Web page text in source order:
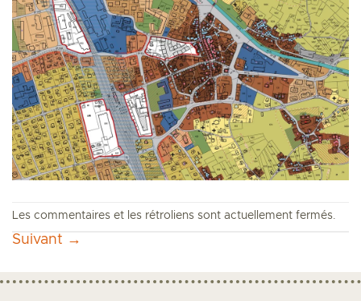
Les commentaires et les rétroliens sont actuellement fermés.
Suivant →